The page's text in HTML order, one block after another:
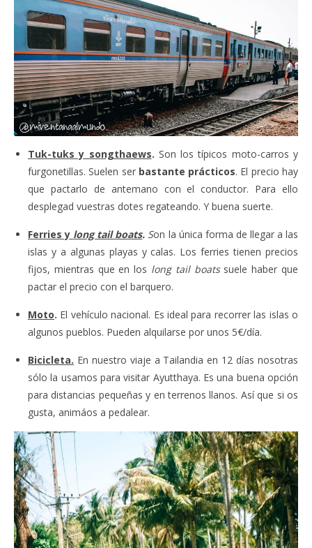
Tuk-tuks y songthaews. Son los típicos moto-carros y
furgonetillas. Suelen ser bastante prácticos. El precio hay
que pactarlo de antemano con el conductor. Para ello
desplegad vuestras dotes regateando. Y buena suerte.
Ferries y long tail boats. Son la única forma de llegar a las
islas y a algunas playas y calas. Los ferries tienen precios
fijos, mientras que en los long tail boatssuele haber que
pactar el precio con el barquero.
Moto. El vehículo nacional. Es ideal para recorrer las islas o
algunos pueblos. Pueden alquilarse por unos 5€/día.
Bicicleta. En nuestro viaje a Tailandia en 12 días nosotras
sólo la usamos para visitar Ayutthaya. Es una buena opción
para distancias pequeñas y en terrenos llanos. Así que si os
gusta, animáos a pedalear.